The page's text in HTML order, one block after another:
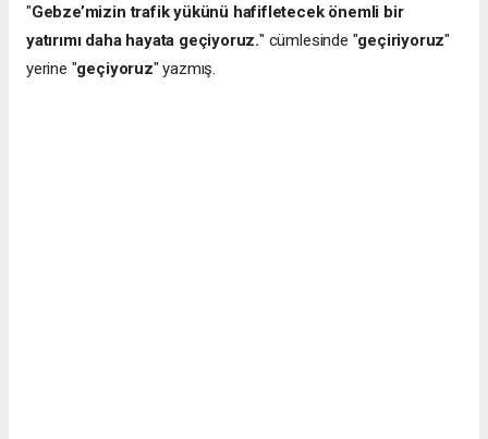
"Gebze’mizin trafik yükünü hafifletecek önemli bir
yatırımı daha hayata geçiyoruz." cümlesinde "geçiriyoruz"
yerine "geçiyoruz" yazmış.